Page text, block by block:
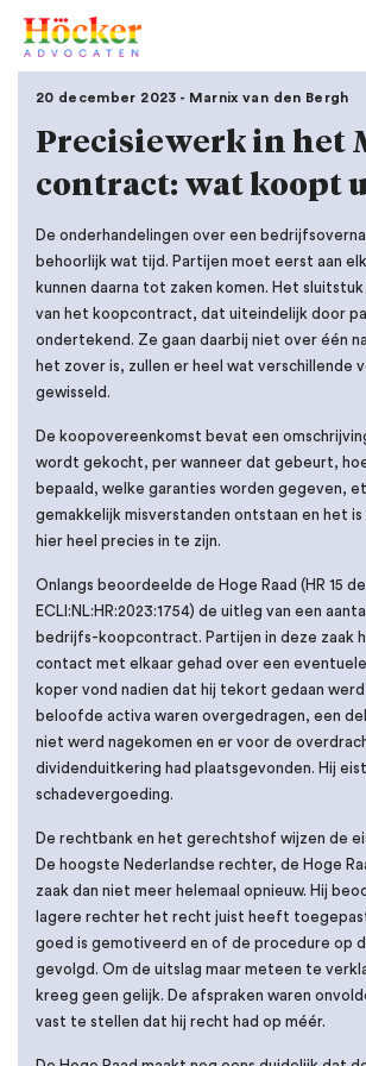
20 december 2023 - Marnix van den Bergh
Precisiewerk in het
contract: wat koopt
De onderhandelingen over een
behoorlijk wat tijd. Partijen moet eerst aan
kunnen daarna tot zaken komen. Het
van het koopcontract, dat uiteindelijk door
ondertekend. Ze gaan daarbij niet over één
het zover is, zullen er heel wat verschillende
gewisseld.
De koopovereenkomst bevat een
wordt gekocht, per wanneer dat gebeurt,
bepaald, welke garanties worden gegeven,
gemakkelijk misverstanden ontstaan en het is
hier heel precies in te zijn.
Onlangs beoordeelde de Hoge Raad (HR 15
ECLI:NL:HR:2023:1754) de uitleg van een
bedrijfs-koopcontract. Partijen in deze zaak
contact met elkaar gehad over een
koper vond nadien dat hij tekort gedaan
beloofde activa waren overgedragen, een
niet werd nagekomen en er voor de
dividenduitkering had plaatsgevonden. Hij
schadevergoeding.
De rechtbank en het gerechtshof wijzen de
De hoogste Nederlandse rechter, de Hoge
zaak dan niet meer helemaal opnieuw. Hij
lagere rechter het recht juist heeft
goed is gemotiveerd en of de procedure op
gevolgd. Om de uitslag maar meteen te
kreeg geen gelijk. De afspraken waren
vast te stellen dat hij recht had op méér.